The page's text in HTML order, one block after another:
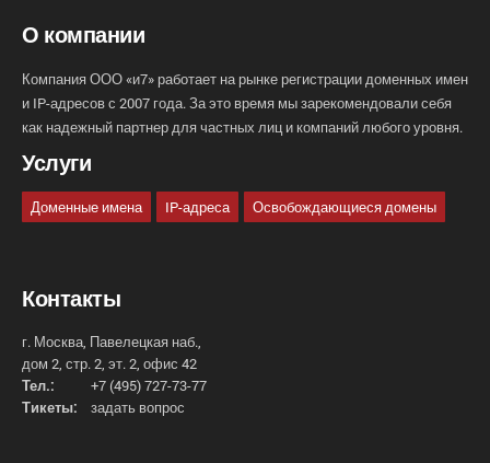
О компании
Компания ООО «и7» работает на рынке регистрации доменных имен
и IP-адресов с 2007 года. За это время мы зарекомендовали себя
как надежный партнер для частных лиц и компаний любого уровня.
Услуги
Доменные имена IP-адреса Освобождающиеся домены
Контакты
г. Москва, Павелецкая наб.,
дом 2, стр. 2, эт. 2, офис 42
Тел.:
+7 (495) 727-73-77
Тикеты:
задать вопрос